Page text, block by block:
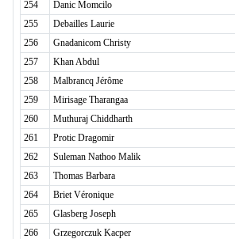
254 Danic Momcilo
255
Debailles Laurie
256
Gnadanicom Christy
257
Khan Abdul
258
Malbrancq Jérôme
259
Mirisage Tharangaa
260
Muthuraj Chiddharth
261
Protic Dragomir
262
Suleman Nathoo Malik
263
Thomas Barbara
264
Briet Véronique
265
Glasberg Joseph
266
Grzegorczuk Kacper